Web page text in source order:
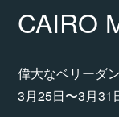
CAIRO
偉大なベリーダ
3月25日〜3月31